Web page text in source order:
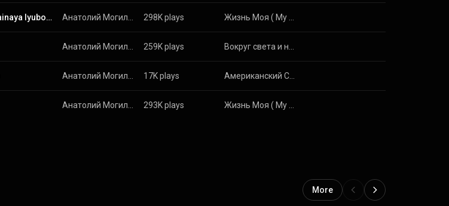
Случайная любовь ( Sluchainaya lyubov') 298K plays
259K plays
17K plays
293K plays
More